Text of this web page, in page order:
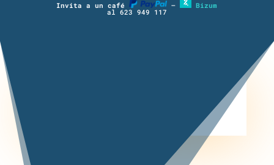
Invita a un café – Bizum
al 623 949 117